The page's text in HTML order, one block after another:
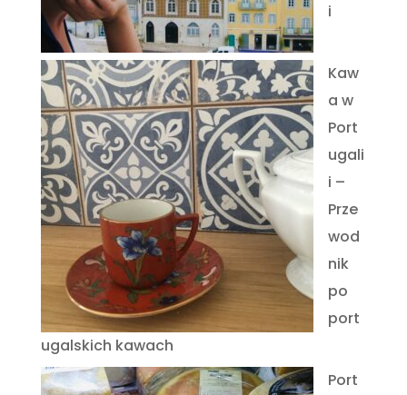
i
Kaw
a w
Port
ugali
i –
Prze
wod
nik
po
port
ugalskich kawach
Port